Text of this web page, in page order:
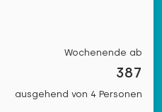
Wochenende ab
387
ausgehend von 4 Personen